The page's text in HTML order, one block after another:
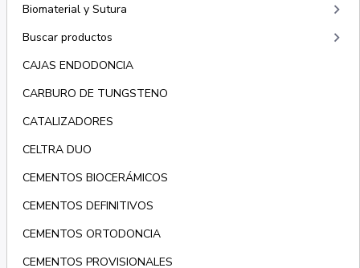
Biomaterial y Sutura
keyboard_arrow_right
Buscar productos keyboard_arrow_right
CAJAS ENDODONCIA
CARBURO DE TUNGSTENO
CATALIZADORES
CELTRA DUO
CEMENTOS BIOCERÁMICOS
CEMENTOS DEFINITIVOS
CEMENTOS ORTODONCIA
CEMENTOS PROVISIONALES